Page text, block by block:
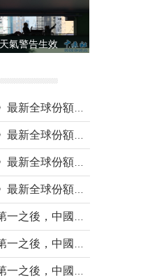
酷熱天氣警告生效 本港高溫持續至下周